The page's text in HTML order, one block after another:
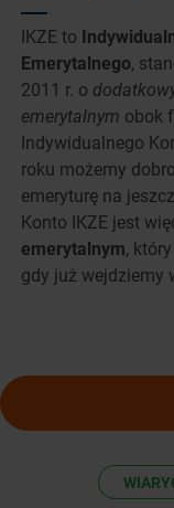
IKZE to
Emerytalnego,
2011 r. o
emerytalnym obok
Indywidualnego
roku możemy
emeryturę na
Konto IKZE jest
emerytalnym,
gdy już wejdziemy